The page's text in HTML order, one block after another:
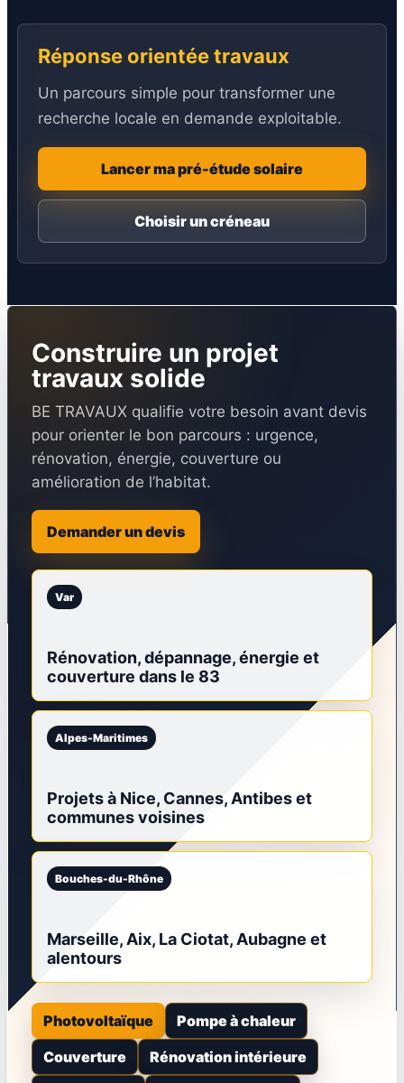
Réponse orientée travaux
Un parcours simple pour transformer une
recherche locale en demande exploitable.
Lancer ma pré-étude solaire
Choisir un créneau
Construire un projet
travaux solide
BE TRAVAUX qualifie votre besoin avant devis
pour orienter le bon parcours : urgence,
rénovation, énergie, couverture ou
amélioration de l’habitat.
Demander un devis
Var
Rénovation, dépannage, énergie et
couverture dans le 83
Alpes-Maritimes
Projets à Nice, Cannes, Antibes et
communes voisines
Bouches-du-Rhône
Marseille, Aix, La Ciotat, Aubagne et
alentours
Photovoltaïque
Pompe à chaleur
Couverture
Rénovation intérieure